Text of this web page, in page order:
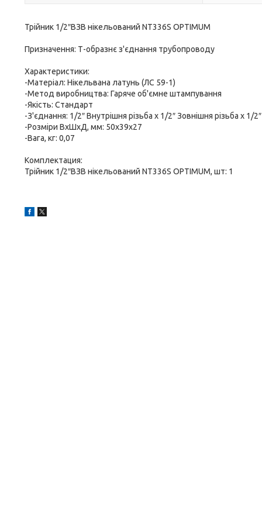
Трійник 1/2″ВЗВ нікельований NT336S OPTIMUM
Призначення: Т-образнє з'єднання трубопроводу
Характеристики:
-Матеріал: Нікельвана латунь (ЛС 59-1)
-Метод виробництва: Гаряче об'ємне штампування
-Якість: Cтандарт
-З'єднання: 1/2″ Внутрішня різьба х 1/2″ Зовнішня різьба х 1/
-Розміри ВхШхД, мм: 50х39х27
-Вага, кг: 0,07
Комплектация:
Трійник 1/2″ВЗВ нікельований NT336S OPTIMUM, шт: 1